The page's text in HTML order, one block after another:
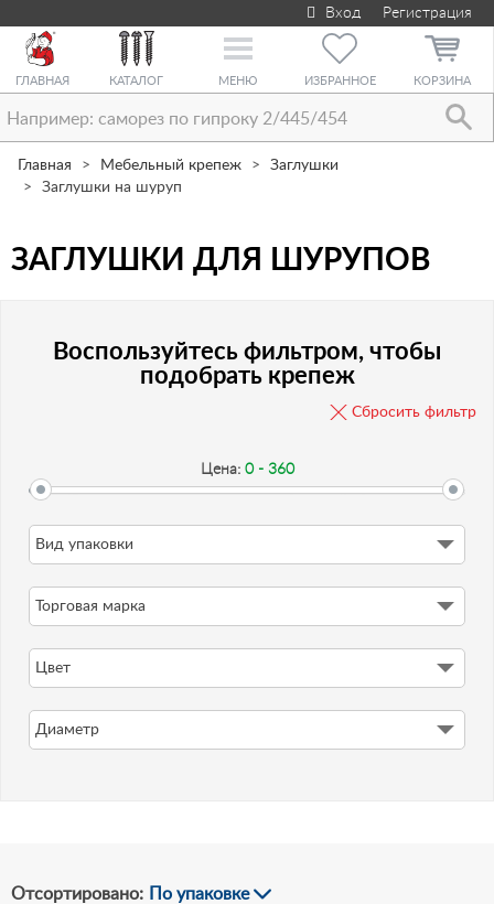
Вход Регистрация
ГЛАВНАЯ КАТАЛОГ
Toggle
МЕНЮ ИЗБРАННОЕ КОРЗИНА
Главная Мебельный крепеж
Заглушки
Заглушки на шуруп
ЗАГЛУШКИ ДЛЯ ШУРУПОВ
Воспользуйтесь фильтром, чтобы
подобрать крепеж
Сбросить фильтр
Цена: 0 - 360
-
Рублей
Вид упаковки
Торговая марка
Цвет
Диаметр
Отсортировано: По упаковке